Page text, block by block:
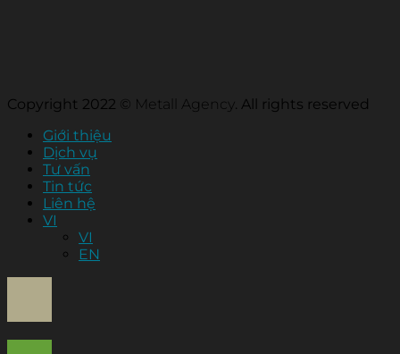
Copyright 2022 © Metall Agency. All rights reserved
Giới thiệu
Dịch vụ
Tư vấn
Tin tức
Liên hệ
VI
VI
EN